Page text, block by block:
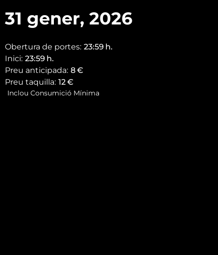
31 gener, 2026
Obertura de portes: 23:59 h.
Inici: 23:59 h.
Preu anticipada: 8€
Preu taquilla: 12€
Inclou Consumició Mínima